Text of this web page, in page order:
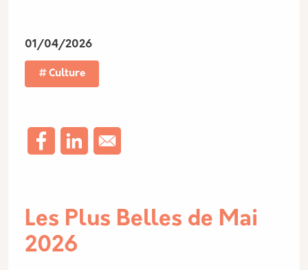
01/04/2026
Culture
Les Plus Belles de Mai
2026